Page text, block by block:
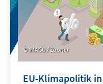
IMAGO / Zoonar
EU-Klimapolitik